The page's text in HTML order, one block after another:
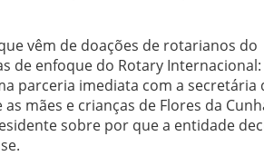
vêm de doações de rotarianos do
de enfoque do Rotary Internacional:
parceria imediata com a secretária
mães e crianças de Flores da
sobre por que a entidade